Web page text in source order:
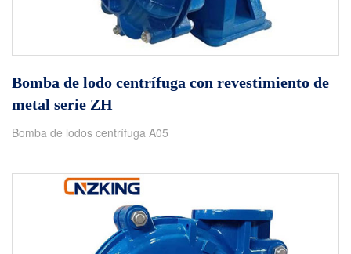
Bomba de lodo centrífuga con revestimiento de
metal serie ZH
Bomba de lodos centrífuga A05